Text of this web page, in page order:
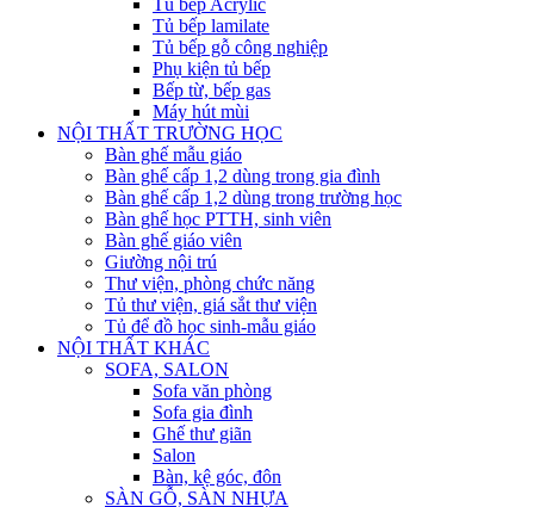
Tủ bếp Acrylic
Tủ bếp lamilate
Tủ bếp gỗ công nghiệp
Phụ kiện tủ bếp
Bếp từ, bếp gas
Máy hút mùi
NỘI THẤT TRƯỜNG HỌC
Bàn ghế mẫu giáo
Bàn ghế cấp 1,2 dùng trong gia đình
Bàn ghế cấp 1,2 dùng trong trường học
Bàn ghế học PTTH, sinh viên
Bàn ghế giáo viên
Giường nội trú
Thư viện, phòng chức năng
Tủ thư viện, giá sắt thư viện
Tủ để đồ học sinh-mẫu giáo
NỘI THẤT KHÁC
SOFA, SALON
Sofa văn phòng
Sofa gia đình
Ghế thư giãn
Salon
Bàn, kệ góc, đôn
SÀN GỖ, SÀN NHỰA